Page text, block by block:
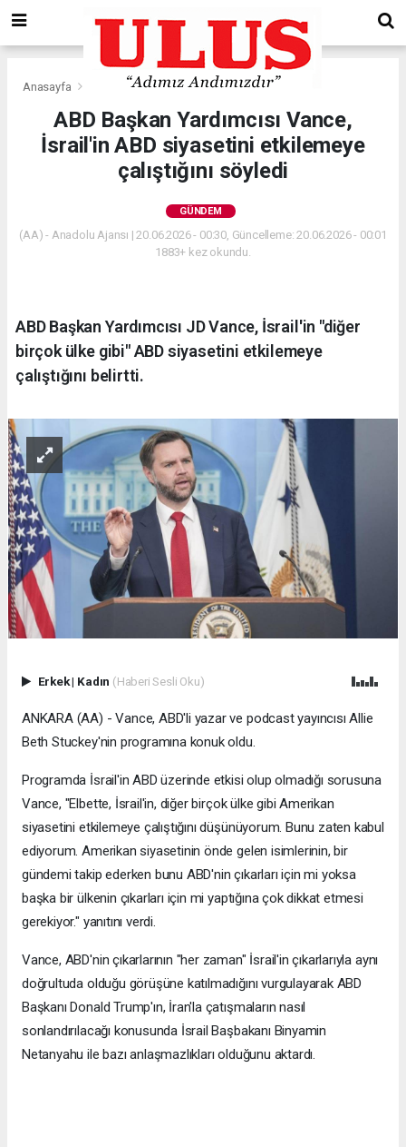
Anasayfa Gündem
ABD Başkan Yardımcısı Vance,
İsrail'in ABD siyasetini etkilemeye
çalıştığını söyledi
GÜNDEM
(AA) - Anadolu Ajansı | 20.06.2026 - 00:30, Güncelleme: 20.06.2026 - 00:01
1883+ kez okundu.
ABD Başkan Yardımcısı JD Vance, İsrail'in "diğer
birçok ülke gibi" ABD siyasetini etkilemeye
çalıştığını belirtti.
Erkek| Kadın (Haberi Sesli Oku)
ANKARA (AA) - Vance, ABD'li yazar ve podcast yayıncısı Allie
Beth Stuckey'nin programına konuk oldu.
Programda İsrail'in ABD üzerinde etkisi olup olmadığı sorusuna
Vance, "Elbette, İsrail'in, diğer birçok ülke gibi Amerikan
siyasetini etkilemeye çalıştığını düşünüyorum. Bunu zaten kabul
ediyorum. Amerikan siyasetinin önde gelen isimlerinin, bir
gündemi takip ederken bunu ABD'nin çıkarları için mi yoksa
başka bir ülkenin çıkarları için mi yaptığına çok dikkat etmesi
gerekiyor." yanıtını verdi.
Vance, ABD'nin çıkarlarının "her zaman" İsrail'in çıkarlarıyla aynı
doğrultuda olduğu görüşüne katılmadığını vurgulayarak ABD
Başkanı Donald Trump'ın, İran'la çatışmaların nasıl
sonlandırılacağı konusunda İsrail Başbakanı Binyamin
Netanyahu ile bazı anlaşmazlıkları olduğunu aktardı.